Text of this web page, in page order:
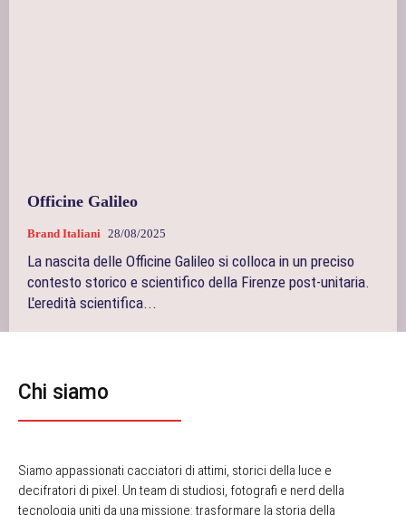
Officine Galileo
Brand Italiani 28/08/2025
La nascita delle Officine Galileo si colloca in un preciso
contesto storico e scientifico della Firenze post-unitaria.
L'eredità scientifica...
Chi siamo
Siamo appassionati cacciatori di attimi, storici della luce e
decifratori di pixel. Un team di studiosi, fotografi e nerd della
tecnologia uniti da una missione: trasformare la storia della